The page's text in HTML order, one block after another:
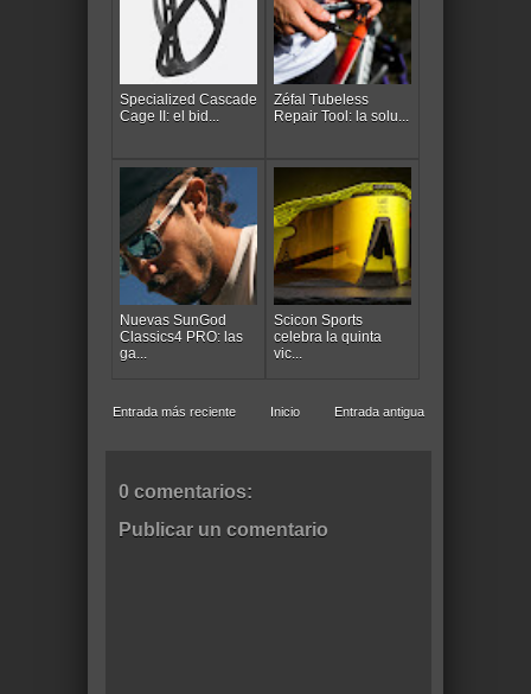
Specialized Cascade
Cage II: el bid...
Zéfal Tubeless
Repair Tool: la solu...
Nuevas SunGod
Classics4 PRO: las
ga...
Scicon Sports
celebra la quinta
vic...
Entrada más reciente Entrada antigua
Inicio
0 comentarios:
Publicar un comentario